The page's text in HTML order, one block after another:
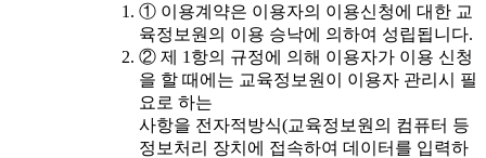
① 이용계약은 이용자의 이용신청에 대한 교
육정보원의 이용 승낙에 의하여 성립됩니다.
② 제 1항의 규정에 의해 이용자가 이용 신청
을 할 때에는 교육정보원이 이용자 관리시 필
요로 하는
사항을 전자적방식(교육정보원의 컴퓨터 등
정보처리 장치에 접속하여 데이터를 입력하